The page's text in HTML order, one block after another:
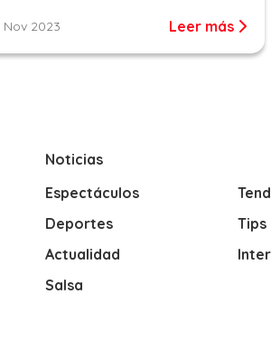
Nov 2023 Leer más
Noticias
Espectáculos
Deportes
Actualidad
Salsa
Tips